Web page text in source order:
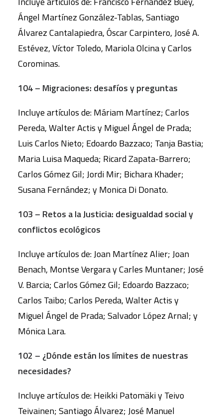
Ángel Martínez González-Tablas, Santiago
Álvarez Cantalapiedra, Óscar Carpintero, José A.
Estévez, Víctor Toledo, Mariola Olcina y Carlos
Corominas.
104 – Migraciones: desafíos y preguntas
Incluye artículos de: Máriam Martínez; Carlos
Pereda, Walter Actis y Miguel Ángel de Prada;
Luis Carlos Nieto; Edoardo Bazzaco; Tanja Bastia;
Maria Luisa Maqueda; Ricard Zapata-Barrero;
Carlos Gómez Gil; Jordi Mir; Bichara Khader;
Susana Fernández; y Monica Di Donato.
103 – Retos a la Justicia: desigualdad social y
conflictos ecológicos
Incluye artículos de: Joan Martínez Alier; Joan
Benach, Montse Vergara y Carles Muntaner; José
V. Barcia; Carlos Gómez Gil; Edoardo Bazzaco;
Carlos Taibo; Carlos Pereda, Walter Actis y
Miguel Ángel de Prada; Salvador López Arnal; y
Mónica Lara.
102 – ¿Dónde están los límites de nuestras
necesidades?
Incluye artículos de: Heikki Patomäki y Teivo
Teivainen; Santiago Álvarez; José Manuel